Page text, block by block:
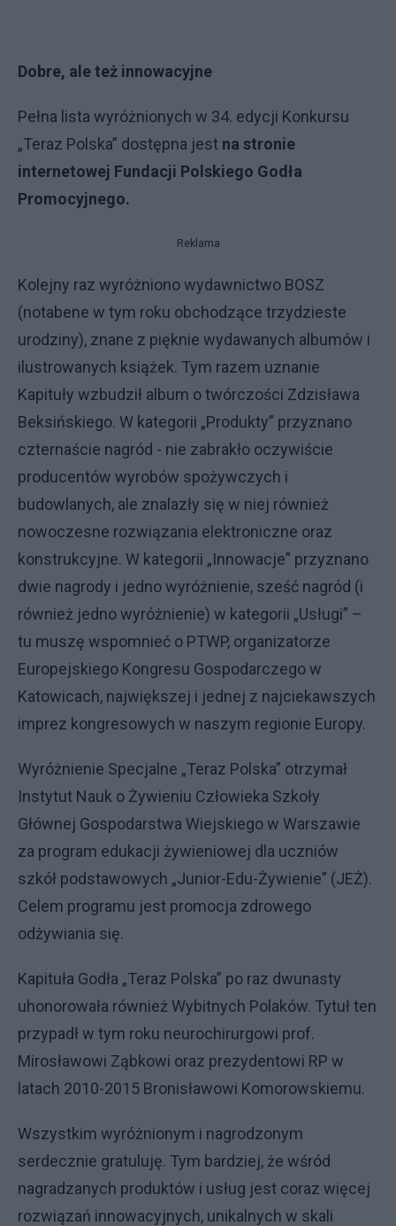
Dobre, ale też innowacyjne
Pełna lista wyróżnionych w 34. edycji Konkursu
„Teraz Polska” dostępna jest na stronie
internetowej Fundacji Polskiego Godła
Promocyjnego.
Reklama
Kolejny raz wyróżniono wydawnictwo BOSZ
(notabene w tym roku obchodzące trzydzieste
urodziny), znane z pięknie wydawanych albumów i
ilustrowanych książek. Tym razem uznanie
Kapituły wzbudził album o twórczości Zdzisława
Beksińskiego. W kategorii „Produkty” przyznano
czternaście nagród - nie zabrakło oczywiście
producentów wyrobów spożywczych i
budowlanych, ale znalazły się w niej również
nowoczesne rozwiązania elektroniczne oraz
konstrukcyjne. W kategorii „Innowacje” przyznano
dwie nagrody i jedno wyróżnienie, sześć nagród (i
również jedno wyróżnienie) w kategorii „Usługi” –
tu muszę wspomnieć o PTWP, organizatorze
Europejskiego Kongresu Gospodarczego w
Katowicach, największej i jednej z najciekawszych
imprez kongresowych w naszym regionie Europy.
Wyróżnienie Specjalne „Teraz Polska” otrzymał
Instytut Nauk o Żywieniu Człowieka Szkoły
Głównej Gospodarstwa Wiejskiego w Warszawie
za program edukacji żywieniowej dla uczniów
szkół podstawowych „Junior-Edu-Żywienie” (JEŻ).
Celem programu jest promocja zdrowego
odżywiania się.
Kapituła Godła „Teraz Polska” po raz dwunasty
uhonorowała również Wybitnych Polaków. Tytuł ten
przypadł w tym roku neurochirurgowi prof.
Mirosławowi Ząbkowi oraz prezydentowi RP w
latach 2010-2015 Bronisławowi Komorowskiemu.
Wszystkim wyróżnionym i nagrodzonym
serdecznie gratuluję. Tym bardziej, że wśród
nagradzanych produktów i usług jest coraz więcej
rozwiązań innowacyjnych, unikalnych w skali